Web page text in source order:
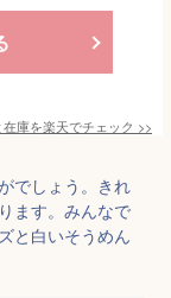
庫を楽天でチェック >>
でしょう。きれ
ます。みんなで
と白いそうめん